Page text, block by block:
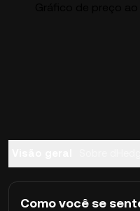
Como você se